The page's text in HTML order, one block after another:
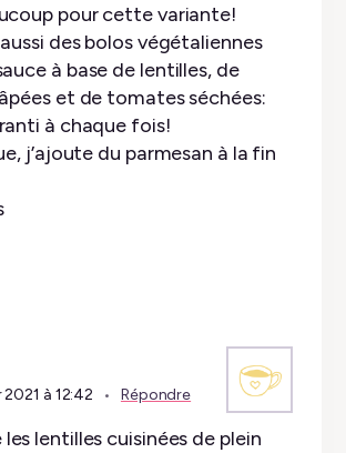
pour cette variante!
des bolos végétaliennes
à base de lentilles, de
et de tomates séchées:
à chaque fois!
j’ajoute du parmesan à la fin
à 12:42 Répondre
les lentilles cuisinées de plein